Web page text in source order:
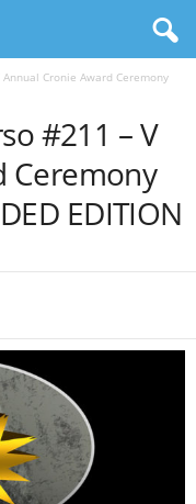
Cronie Award Ceremony
#211 – V
Ceremony
EDITION